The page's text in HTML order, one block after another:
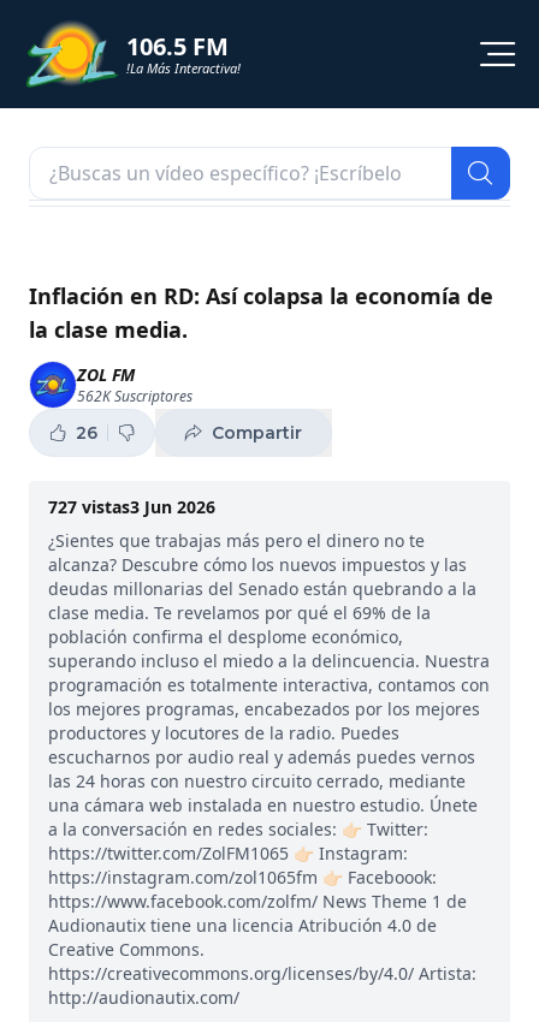
106.5 FM
!La Más Interactiva!
NOTICIAS
SHORTS
PODCAST
ZOL TV
Inflación en RD: Así colapsa la economía de
la clase media.
ZOL FM
562KSuscriptores
26 Compartir
727 vistas3 Jun 2026
¿Sientes que trabajas más pero el dinero no te
alcanza? Descubre cómo los nuevos impuestos y las
deudas millonarias del Senado están quebrando a la
clase media. Te revelamos por qué el 69% de la
población confirma el desplome económico,
superando incluso el miedo a la delincuencia. Nuestra
programación es totalmente interactiva, contamos con
los mejores programas, encabezados por los mejores
productores y locutores de la radio. Puedes
escucharnos por audio real y además puedes vernos
las 24 horas con nuestro circuito cerrado, mediante
una cámara web instalada en nuestro estudio. Únete
a la conversación en redes sociales: 👉🏻 Twitter:
https://twitter.com/ZolFM1065 👉🏻 Instagram:
https://instagram.com/zol1065fm 👉🏻 Faceboook:
https://www.facebook.com/zolfm/ News Theme 1 de
Audionautix tiene una licencia Atribución 4.0 de
Creative Commons.
https://creativecommons.org/licenses/by/4.0/ Artista:
http://audionautix.com/